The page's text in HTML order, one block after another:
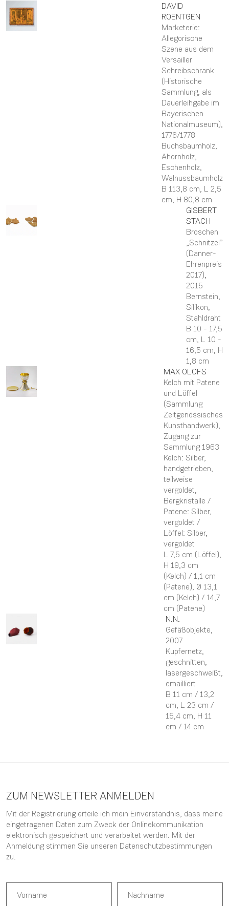
DAVID
ROENTGEN
Marketerie:
Allegorische
Szene aus dem
Versailler
Schreibschrank
(Historische
Sammlung, als
Dauerleihgabe im
Bayerischen
Nationalmuseum),
1776/1778
Buchsbaumholz,
Ahornholz,
Eschenholz,
Walnussbaumholz
B 113,8 cm, L 2,5
cm, H 80,8 cm
GISBERT
STACH
Broschen
„Schnitzel”
(Danner-
Ehrenpreis
2017),
2015
Bernstein,
Silikon,
Stahldraht
B 10 - 17,5
cm, L 10 -
16,5 cm, H
1,8 cm
MAX OLOFS
Kelch mit Patene
und Löffel
(Sammlung
Zeitgenössisches
Kunsthandwerk),
Zugang zur
Sammlung 1963
Kelch: Silber,
handgetrieben,
teilweise
vergoldet,
Bergkristalle /
Patene: Silber,
vergoldet /
Löffel: Silber,
vergoldet
L 7,5 cm (Löffel),
H 19,3 cm
(Kelch) / 1,1 cm
(Patene), Ø 13,1
cm (Kelch) / 14,7
cm (Patene)
N.N.
Gefäßobjekte,
2007
Kupfernetz,
geschnitten,
lasergeschweißt,
emailliert
B 11 cm / 13,2
cm, L 23 cm /
15,4 cm, H 11
cm / 14 cm
ZUM NEWSLETTER ANMELDEN
Mit der Registrierung erteile ich mein Einverständnis, dass meine
eingetragenen Daten zum Zweck der Onlinekommunikation
elektronisch gespeichert und verarbeitet werden. Mit der
Anmeldung stimmen Sie unseren Datenschutzbestimmungen
zu.